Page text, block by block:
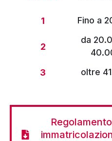
1 Fino a
2
da
3 oltre